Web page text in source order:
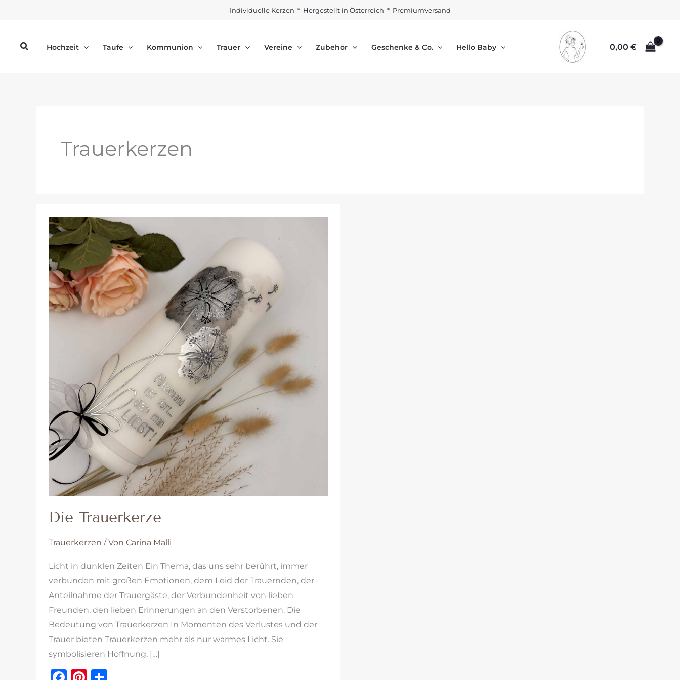
Individuelle Kerzen * Hergestellt in Österreich * Premiumversand
SuchenHochzeit Taufe Kommunion Trauer Vereine Zubehör Geschenke & Co. Hello Baby 0,00 €
Trauerkerzen
Die Trauerkerze
Trauerkerzen / Von Carina Malli
Licht in dunklen Zeiten Ein Thema, das uns sehr berührt, immer
verbunden mit großen Emotionen, dem Leid der Trauernden, der
Anteilnahme der Trauergäste, der Verbundenheit von lieben
Freunden, den lieben Erinnerungen an den Verstorbenen. Die
Bedeutung von Trauerkerzen In Momenten des Verlustes und der
Trauer bieten Trauerkerzen mehr als nur warmes Licht. Sie
symbolisieren Hoffnung, […]